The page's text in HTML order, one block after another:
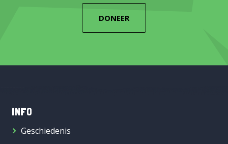
DONEER
INFO
Geschiedenis